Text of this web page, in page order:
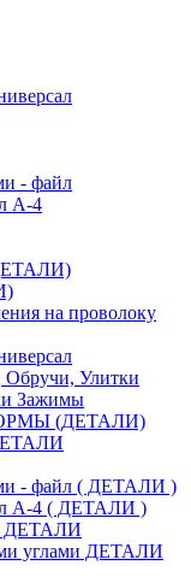
- файл
А-4
на проволоку
Обручи, Улитки
Зажимы
(ДЕТАЛИ)
- файл ( ДЕТАЛИ )
А-4 ( ДЕТАЛИ )
ДЕТАЛИ
углами ДЕТАЛИ